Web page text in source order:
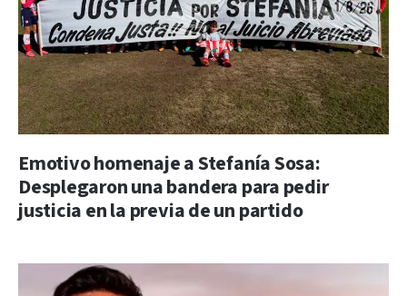
Emotivo homenaje a Stefanía Sosa:
Desplegaron una bandera para pedir
justicia en la previa de un partido